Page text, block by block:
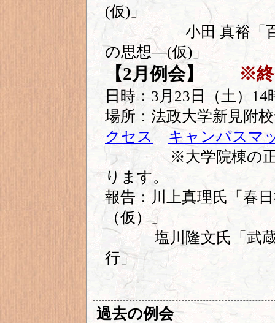
(仮)」
小田 真裕「百姓
の思想―(仮)」
【2月例会】 ※終
日時：3月23日（土）14
場所：法政大学新見附
クセス
キャンパスマ
※大学院棟の正面
ります。
報告：川上真理氏「春
（仮）」
塩川隆文氏「武蔵
行」
過去の例会